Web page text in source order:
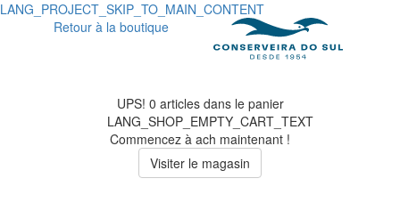
LANG_PROJECT_SKIP_TO_MAIN_CONTENT
Retour à la boutique
UPS! 0 articles dans le panier
LANG_SHOP_EMPTY_CART_TEXT
Commencez à ach maintenant !
Visiter le magasin